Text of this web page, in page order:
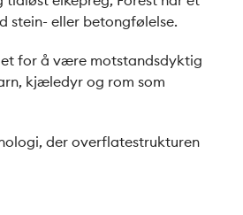
stein- eller betongfølelse.
for å være motstandsdyktig
kjæledyr og rom som
der overflatestrukturen